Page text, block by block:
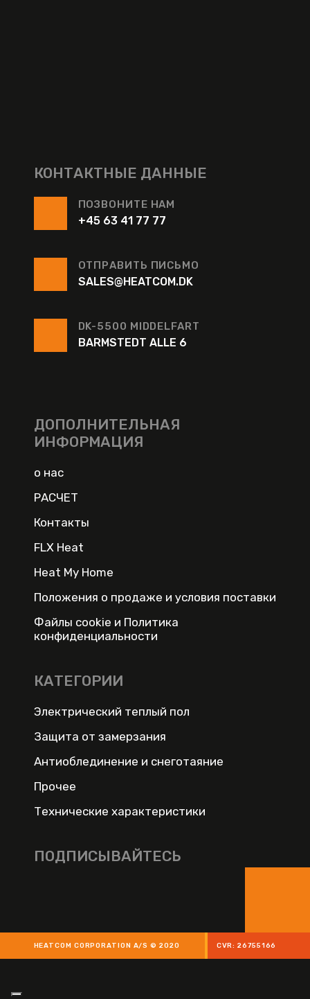
КОНТАКТНЫЕ ДАННЫЕ
ПОЗВОНИТЕ НАМ
+45 63 41 77 77
ОТПРАВИТЬ ПИСЬМО
SALES@HEATCOM.DK
DK-5500 MIDDELFART
BARMSTEDT ALLE 6
ДОПОЛНИТЕЛЬНАЯ
ИНФОРМАЦИЯ
о нас
РАСЧЕТ
Контакты
FLX Heat
Heat My Home
Положения о продаже и условия поставки
Файлы cookie и Политика
конфиденциальности
КАТЕГОРИИ
Электрический теплый пол
Защита от замерзания
Антиоблединение и снеготаяние
Прочее
Технические характеристики
ПОДПИСЫВАЙТЕСЬ
HEATCOM CORPORATION A/S © 2020 CVR: 26755166